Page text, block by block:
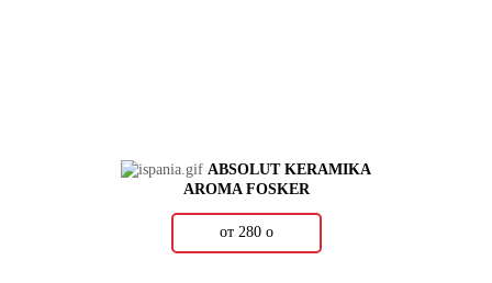
ABSOLUT KERAMIKA
AROMA FOSKER
от 280 о